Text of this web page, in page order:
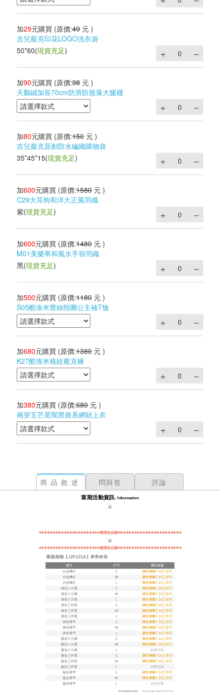
加29元購買 (原價:49 元 )
吉兒龐克印花LOGO洗衣袋
50*60(現貨充足)
加90元購買 (原價:98 元 )
天鵝絨加長70cm防滑防脫落大腿襪
加80元購買 (原價:150 元 )
吉兒龐克原創防水編織購物袋
35*45*15(現貨充足)
加600元購買 (原價:1580 元 )
C29大耳狗和洋大正風羽織
紫(現貨充足)
加600元購買 (原價:1480 元 )
M01美樂蒂和風水手領羽織
黑(現貨充足)
加500元購買 (原價:1180 元 )
S05酷洛米蕾絲頸圈公主袖T恤
加680元購買 (原價:1380 元 )
K27酷洛米格紋龐克褲
加380元購買 (原價:680 元 )
兩穿五芒星闇黑喪系網狀上衣
商品敘述 問與答 評論